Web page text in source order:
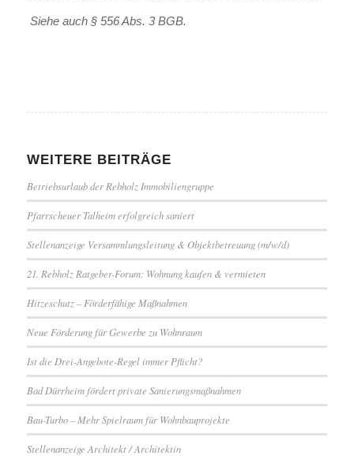
Siehe auch § 556 Abs. 3 BGB.
WEITERE BEITRÄGE
Betriebsurlaub der Rebholz Immobiliengruppe
Pfarrscheuer Talheim erfolgreich saniert
Stellenanzeige Versammlungsleitung & Objektbetreuung (m/w/d)
21. Rebholz Ratgeber-Forum: Wohnung kaufen & vermieten
Hitzeschutz – Förderfähige Maßnahmen
Neue Förderung für Gewerbe zu Wohnraum
Ist die Drei-Angebote-Regel immer Pflicht?
Bad Dürrheim fördert private Sanierungsmaßnahmen
Bau-Turbo – Mehr Spielraum für Wohnbauprojekte
Stellenanzeige Architekt / Architektin